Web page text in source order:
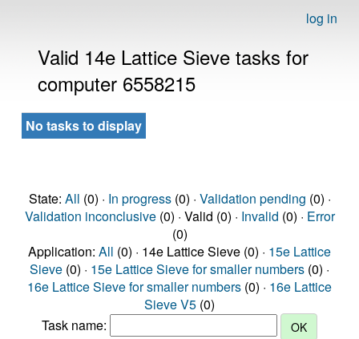
log in
Valid 14e Lattice Sieve tasks for
computer 6558215
No tasks to display
State: All (0) · In progress(0) · Validation pending (0) ·
Validation inconclusive(0) · Valid (0) · Invalid (0) · Error
(0)
Application: All (0) · 14e Lattice Sieve (0) · 15e Lattice
Sieve (0) · 15e Lattice Sieve for smaller numbers (0) ·
16e Lattice Sieve for smaller numbers (0) · 16e Lattice
Sieve V5 (0)
Task name: